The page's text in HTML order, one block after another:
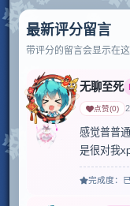
最新评分留言
带评分的留言会显示在这
无聊至死
点赞(0)
感觉普普
是很对我
完成度：